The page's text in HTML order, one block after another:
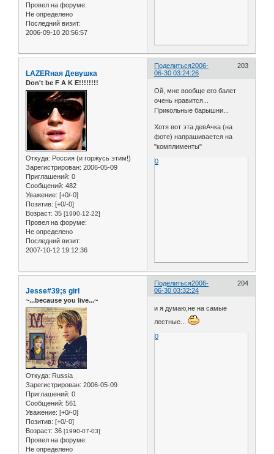
Провел на форуме:
Не определено
Последний визит:
2006-09-10 20:56:57
Поделиться 203
2006-
06-30 03:24:26
LAZERная Девушка
Don't be F A K E!!!!!!!!
Откуда: Россия (и горжусь этим!)
Зарегистрирован: 2006-05-09
Приглашений: 0
Сообщений: 482
Уважение: [+0/-0]
Позитив: [+0/-0]
Возраст: 35 [1990-12-22]
Провел на форуме:
Не определено
Последний визит:
2007-10-12 19:12:36
Ой, мне вообще его балет
очень нравится...
Прикольные барышни...
Хотя вот эта девАчка (на
фоте) напрашивается на
"комплименты"
0
Поделиться 204
2006-
06-30 03:32:24
Jesse#39;s girl
~...because you live...~
Откуда: Russia
Зарегистрирован: 2006-05-09
Приглашений: 0
Сообщений: 561
Уважение: [+0/-0]
Позитив: [+0/-0]
Возраст: 36 [1990-07-03]
Провел на форуме:
Не определено
и я думаю,не на самые
лестные...
0